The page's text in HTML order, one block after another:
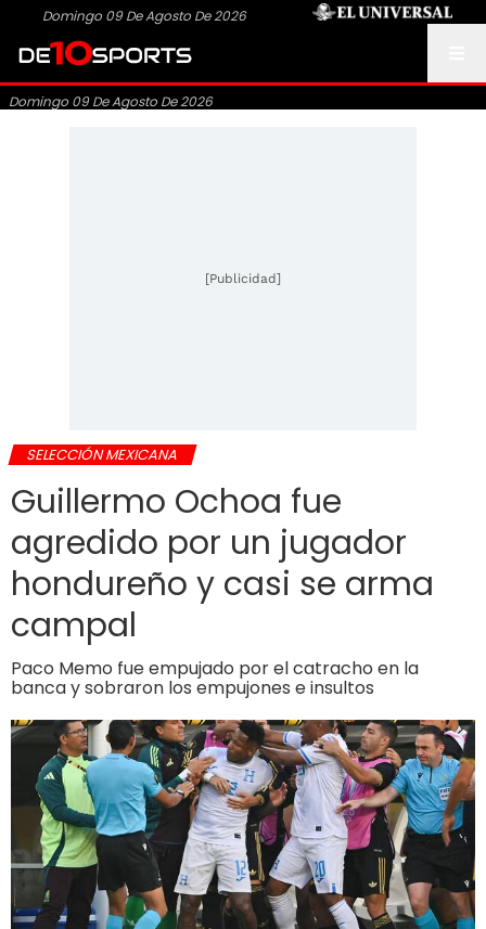
Domingo 09 De Agosto De 2026
Domingo 09 De Agosto De 2026
[Publicidad]
SELECCIÓN MEXICANA
Guillermo Ochoa fue
agredido por un jugador
hondureño y casi se arma
campal
Paco Memo fue empujado por el catracho en la
banca y sobraron los empujones e insultos